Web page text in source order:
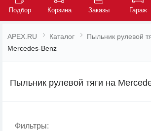
Подбор Корзина Заказы Гараж
APEX.RU Каталог
Пыльник рулевой
Mercedes-Benz
Пыльник рулевой тяги на
Фильтры: